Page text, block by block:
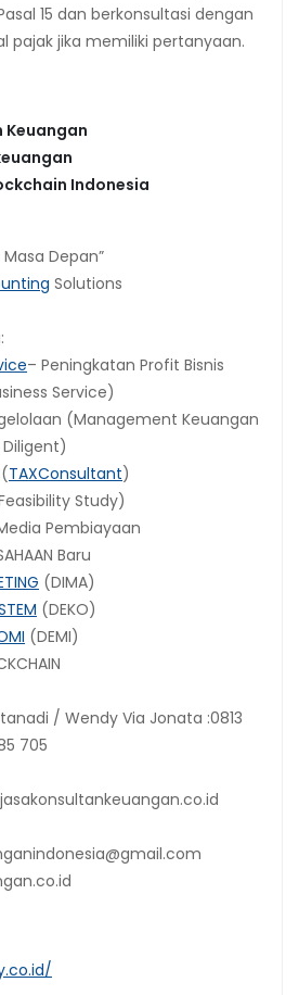
15 dan berkonsultasi dengan
pajak jika memiliki pertanyaan.
Keuangan
Indonesia
Depan”
Solutions
– Peningkatan Profit Bisnis
Service)
(Management Keuangan
(TAXConsultant)
Study)
Pembiayaan
Baru
(DIMA)
(DEKO)
(DEMI)
/ Wendy Via Jonata :0813
705